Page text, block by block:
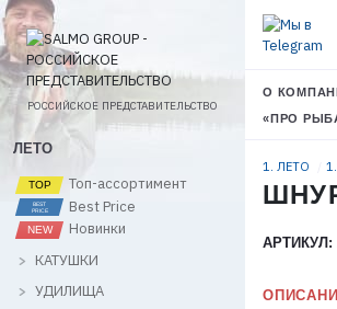
РОССИЙСКОЕ ПРЕДСТАВИТЕЛЬСТВО
ЛЕТО
Топ-ассортимент
Best Price
Новинки
КАТУШКИ
УДИЛИЩА
О
«ПРО
1. ЛЕТО
АРТИКУЛ: